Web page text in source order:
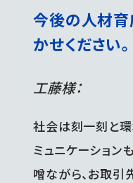
今後の人材育
かせください。
工藤様：
社会は刻一刻と環
ミュニケーション
噌ながら、お取引